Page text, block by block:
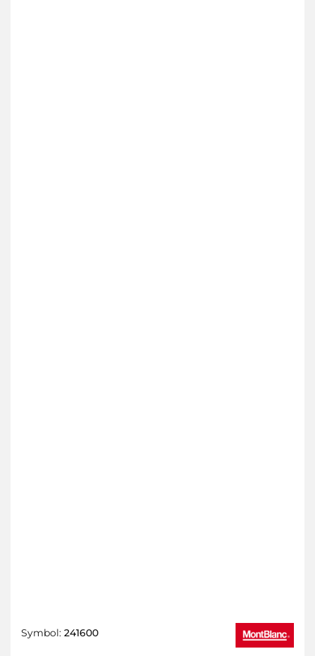
Symbol: 241600